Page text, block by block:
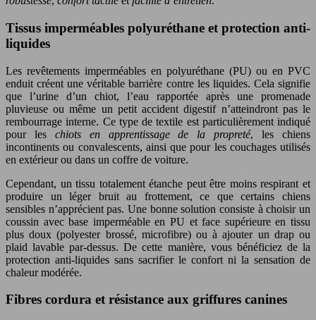
Tissus imperméables polyuréthane et protection anti-
liquides
Les revêtements imperméables en polyuréthane (PU) ou en PVC
enduit créent une véritable barrière contre les liquides. Cela signifie
que l’urine d’un chiot, l’eau rapportée après une promenade
pluvieuse ou même un petit accident digestif n’atteindront pas le
rembourrage interne. Ce type de textile est particulièrement indiqué
pour les chiots en apprentissage de la propreté, les chiens
incontinents ou convalescents, ainsi que pour les couchages utilisés
en extérieur ou dans un coffre de voiture.
Cependant, un tissu totalement étanche peut être moins respirant et
produire un léger bruit au frottement, ce que certains chiens
sensibles n’apprécient pas. Une bonne solution consiste à choisir un
coussin avec base imperméable en PU et face supérieure en tissu
plus doux (polyester brossé, microfibre) ou à ajouter un drap ou
plaid lavable par-dessus. De cette manière, vous bénéficiez de la
protection anti-liquides sans sacrifier le confort ni la sensation de
chaleur modérée.
Fibres cordura et résistance aux griffures canines